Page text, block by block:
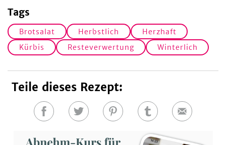
Tags
Brotsalat Herbstlich
Herzhaft
Kürbis
Resteverwertung Winterlich
Teile dieses Rezept:
Auf
teilen
Auf
teilen
Auf
teilen
Auf
teilen
E-